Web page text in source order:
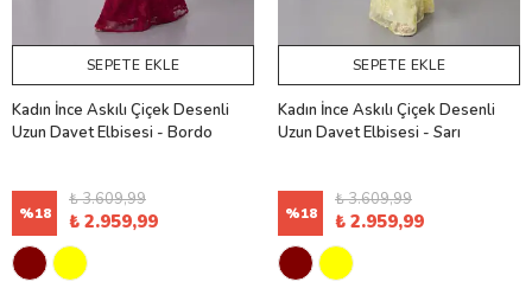
SEPETE EKLE
Kadın İnce Askılı Çiçek Desenli
Uzun Davet Elbisesi - Bordo
%18
₺ 3.609,99
₺ 2.959,99
SEPETE EKLE
Kadın İnce Askılı Çiçek Desenli
Uzun Davet Elbisesi - Sarı
%18
₺ 3.609,99
₺ 2.959,99